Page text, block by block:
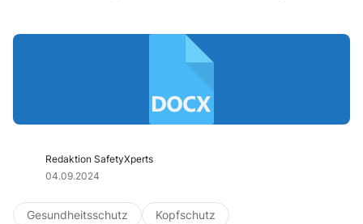
Redaktion SafetyXperts
04.09.2024
Gesundheitsschutz
Kopfschutz